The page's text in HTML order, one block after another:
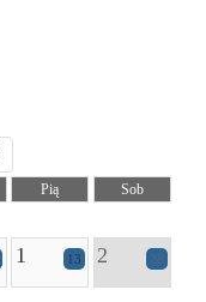
Pią
Sob
1 13 2 28